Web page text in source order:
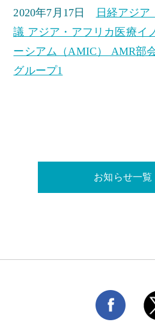
2020年7月17日
日経アジ
議 アジア・アフリカ医療イ
ーシアム（AMIC） AMR部
グループ1
お知らせ一覧